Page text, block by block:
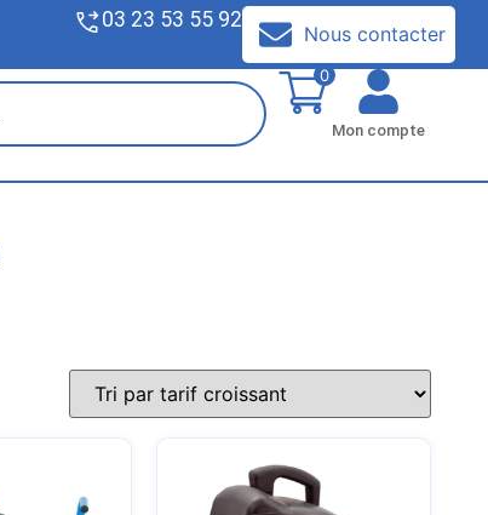
03 23 53 55 92
Nous contacter
0
Mon compte